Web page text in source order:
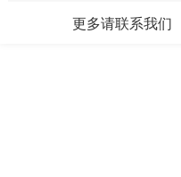
更多请联系我们